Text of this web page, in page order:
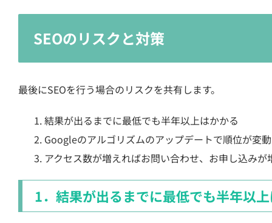
SEOのリスクと対策
最後にSEOを行う場合のリスクを共有します。
結果が出るまでに最低でも半年以上はかかる
Googleのアルゴリズムのアップデートで順位が変
アクセス数が増えればお問い合わせ、お申し込み
1．結果が出るまでに最低でも半年以